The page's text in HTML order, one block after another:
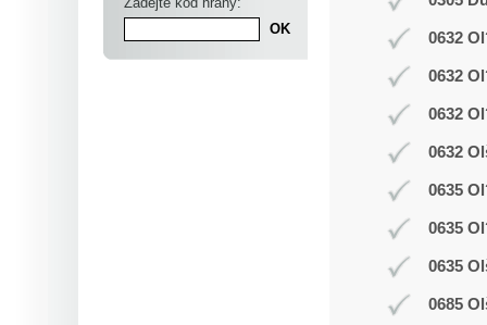
0632
0632
0632
0632
0635
0635
0635
0685